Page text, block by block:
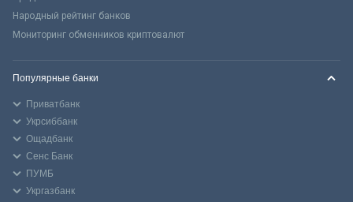
Народный рейтинг банков
Мониторинг обменников криптовалют
Популярные банки
Приватбанк
Укрсиббанк
Ощадбанк
Сенс Банк
ПУМБ
Укргазбанк